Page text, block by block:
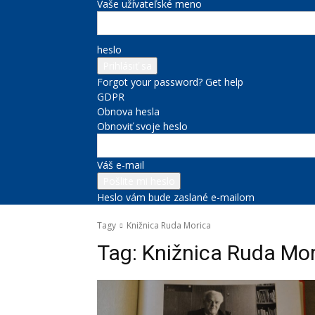
Vaše užívateľské meno
heslo
Forgot your password? Get help
GDPR
Obnova hesla
Obnoviť svoje heslo
Váš e-mail
Heslo vám bude zaslané e-mailom
Tagy Knižnica Ruda Morica
Tag: Knižnica Ruda